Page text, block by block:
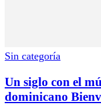
Sin categoría
Un siglo con el
dominicano